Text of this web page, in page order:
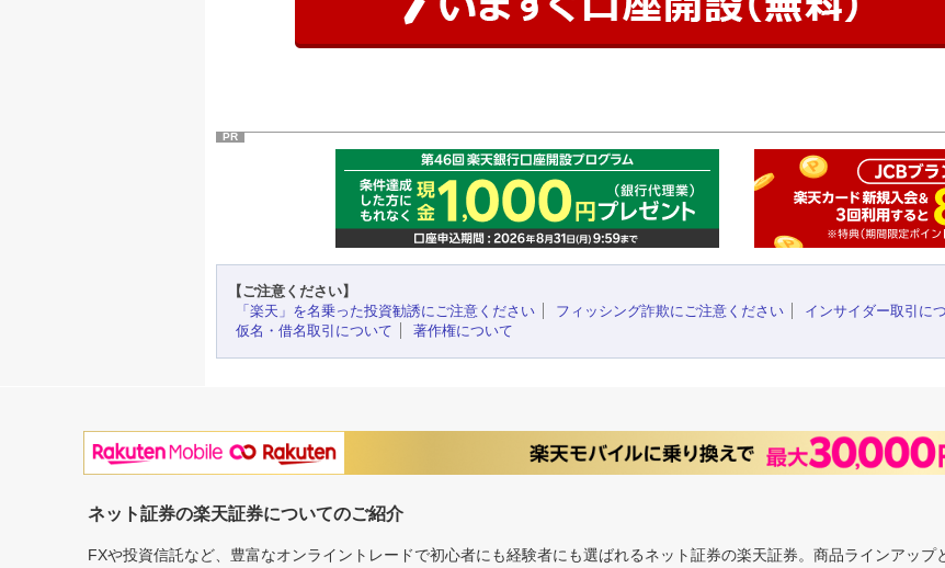
PR
【ご注意ください】
「楽天」を名乗った投資勧誘にご注意ください
フィッシング詐欺にご注意ください インサイダー取引に
仮名・借名取引について
著作権について
ネット証券の楽天証券についてのご紹介
FXや投資信託など、豊富なオンライントレードで初心者にも経験者にも選ばれるネット証券の楽天証券。商品ラインアッ